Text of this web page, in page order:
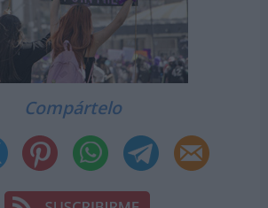
Compártelo